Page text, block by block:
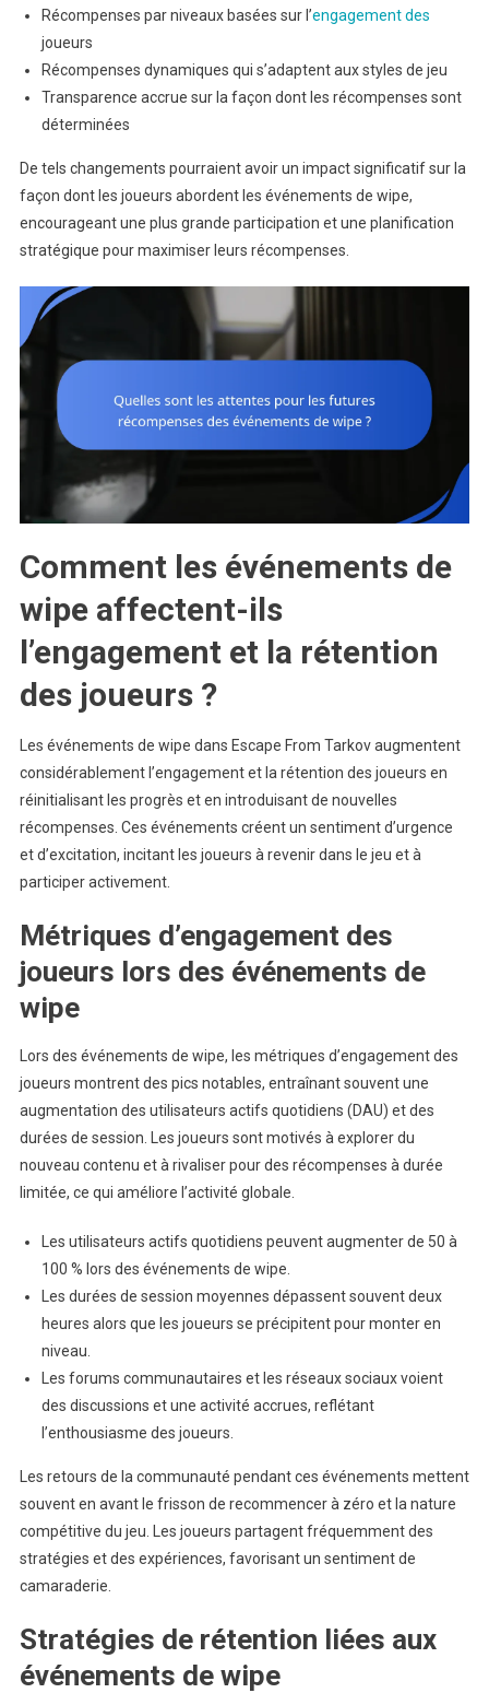
Récompenses par niveaux basées sur l’engagement des
joueurs
Récompenses dynamiques qui s’adaptent aux styles de jeu
Transparence accrue sur la façon dont les récompenses sont
déterminées
De tels changements pourraient avoir un impact significatif sur la
façon dont les joueurs abordent les événements de wipe,
encourageant une plus grande participation et une planification
stratégique pour maximiser leurs récompenses.
Comment les événements de
wipe affectent-ils
l’engagement et la rétention
des joueurs ?
Les événements de wipe dans Escape From Tarkov augmentent
considérablement l’engagement et la rétention des joueurs en
réinitialisant les progrès et en introduisant de nouvelles
récompenses. Ces événements créent un sentiment d’urgence
et d’excitation, incitant les joueurs à revenir dans le jeu et à
participer activement.
Métriques d’engagement des
joueurs lors des événements de
wipe
Lors des événements de wipe, les métriques d’engagement des
joueurs montrent des pics notables, entraînant souvent une
augmentation des utilisateurs actifs quotidiens (DAU) et des
durées de session. Les joueurs sont motivés à explorer du
nouveau contenu et à rivaliser pour des récompenses à durée
limitée, ce qui améliore l’activité globale.
Les utilisateurs actifs quotidiens peuvent augmenter de 50 à
100 % lors des événements de wipe.
Les durées de session moyennes dépassent souvent deux
heures alors que les joueurs se précipitent pour monter en
niveau.
Les forums communautaires et les réseaux sociaux voient
des discussions et une activité accrues, reflétant
l’enthousiasme des joueurs.
Les retours de la communauté pendant ces événements mettent
souvent en avant le frisson de recommencer à zéro et la nature
compétitive du jeu. Les joueurs partagent fréquemment des
stratégies et des expériences, favorisant un sentiment de
camaraderie.
Stratégies de rétention liées aux
événements de wipe